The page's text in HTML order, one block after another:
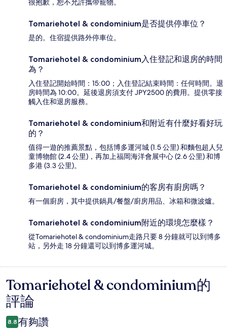
很抱歉，恕不允許攜帶寵物。
Tomariehotel & condominium是否提供停車位？
是的。住宿提供路外停車位。
Tomariehotel & condominium入住登記和退房的時間
為？
入住登記開始時間：15:00；入住登記結束時間：任何時間。退
房時間為 10:00。延後退房須支付 JPY2500 的費用。提供零接
觸入住和退房服務。
Tomariehotel & condominium和附近有什麼好看好玩
的？
值得一遊的推薦景點，包括博多運河城 (1.5 公里) 和麵包超人兒
童博物館 (2.4 公里)，再加上福岡海洋會展中心 (2.6 公里) 和博
多港 (3.3 公里)。
Tomariehotel & condominium的客房有廚房嗎？
有一個廚房，其中提供鍋具/餐盤/廚房用品、冰箱和微波爐。
Tomariehotel & condominium附近的環境怎麼樣？
從Tomariehotel & condominium走路只要 8 分鐘就可以到博多
站，另外走 18 分鐘還可以到博多運河城。
評
論
Tomariehotel & condominium的
評論
8.8 有夠讚